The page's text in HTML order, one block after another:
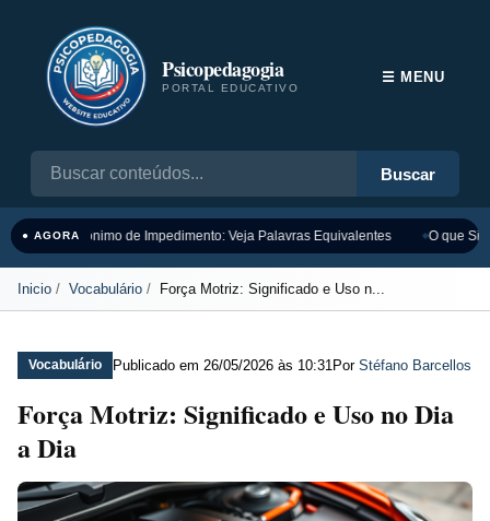
Psicopedagogia
PORTAL EDUCATIVO
Buscar
☰ MENU
● AGORASinônimo de Impedimento: Veja Palavras Equivalentes O que
Inicio Vocabulário Força Motriz: Significado e Uso n...
Vocabulário Publicado em 26/05/2026 às 10:31 Por Stéfano Barcellos
Força Motriz: Significado e Uso no Dia
a Dia